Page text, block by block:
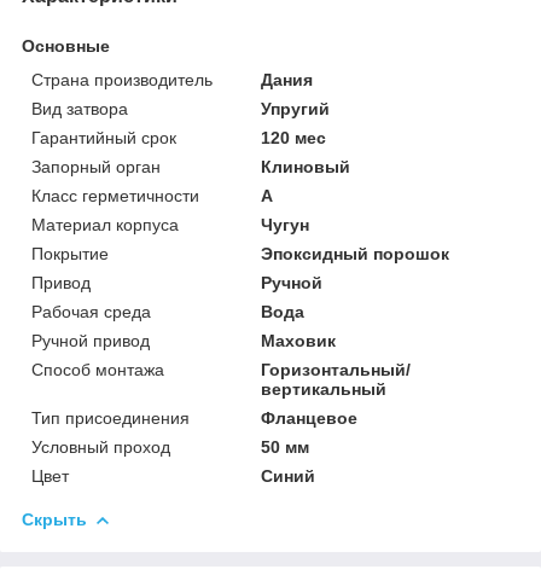
Основные
Страна производитель
Дания
Вид затвора
Упругий
Гарантийный срок
120 мес
Запорный орган
Клиновый
Класс герметичности
А
Материал корпуса
Чугун
Покрытие
Эпоксидный порошок
Привод
Ручной
Рабочая среда
Вода
Ручной привод
Маховик
Способ монтажа
Горизонтальный/
вертикальный
Тип присоединения
Фланцевое
Условный проход
50 мм
Цвет
Синий
Скрыть